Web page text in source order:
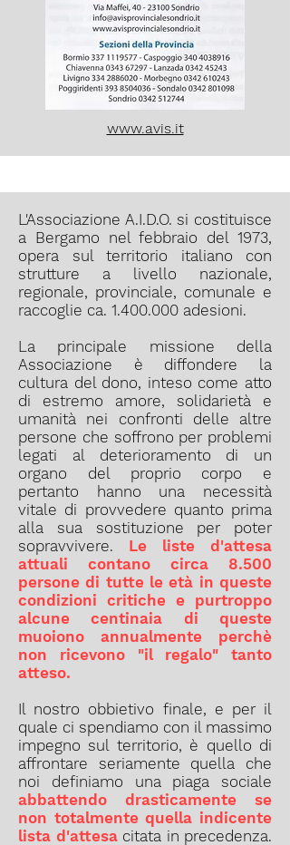
www.avis.it
L'Associazione A.I.D.O. si costituisce
a Bergamo nel febbraio del 1973,
opera sul territorio italiano con
strutture a livello nazionale,
regionale, provinciale, comunale e
raccoglie ca. 1.400.000 adesioni.
La principale missione della
Associazione è diffondere la
cultura del dono, inteso come atto
di estremo amore, solidarietà e
umanità nei confronti delle altre
persone che soffrono per problemi
legati al deterioramento di un
organo del proprio corpo e
pertanto hanno una necessità
vitale di provvedere quanto prima
alla sua sostituzione per poter
sopravvivere.
Le liste d'attesa
attuali contano circa 8.500
persone di tutte le età in queste
condizioni critiche e purtroppo
alcune centinaia di queste
muoiono annualmente perchè
non ricevono "il regalo" tanto
atteso.
Il nostro obbietivo finale, e per il
quale ci spendiamo con il massimo
impegno sul territorio, è quello di
affrontare seriamente quella che
noi definiamo una piaga sociale
abbattendo drasticamente se
non totalmente quella indicente
lista d'attesa citata in precedenza.